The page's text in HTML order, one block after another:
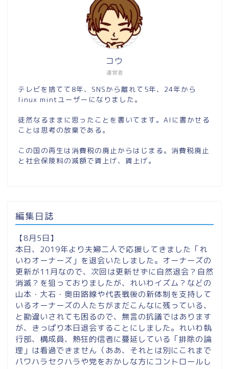
運営者
コウ
テレビを捨てて8年、SNSから離れて5年、24年から
linux mintユーザーになりました。
徒然なるままに思ったことを書いてます。AIに書かせる
ことは思考の放棄である。
この国の再生は消費税の廃止からはじまる。消費税廃止
と社会保険料の減額で賃上げ、賃上げ。
編集日誌
【8月5日】
本日、2019年より夫婦二人で応援してきました「れ
いわオーナーズ」を退会いたしました。オーナーズの
更新が11月なので、次回は更新せずに自然退会？自然
消滅？を狙っておりましたが、れいわイズム？などの
山本・大石・奥田路線や代表戦後の新体制を支持して
いるオーナーズの人たちがまだこんなに残っている、
と勘違いされても困るので、無言の抗議ではあります
が、きっぱり本日退会することにしました。れいわ執
行部、構成員、熱狂的信者に蔓延している「排除の論
理」は看過できません（ああ、それとは別にこれまで
パワハラセクハラや党をおかしな方にコントロールし